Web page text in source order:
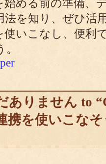
始める前の準備、
法を知り、ぜひ活
使いこなし、便利
ありません to
携を使いこな